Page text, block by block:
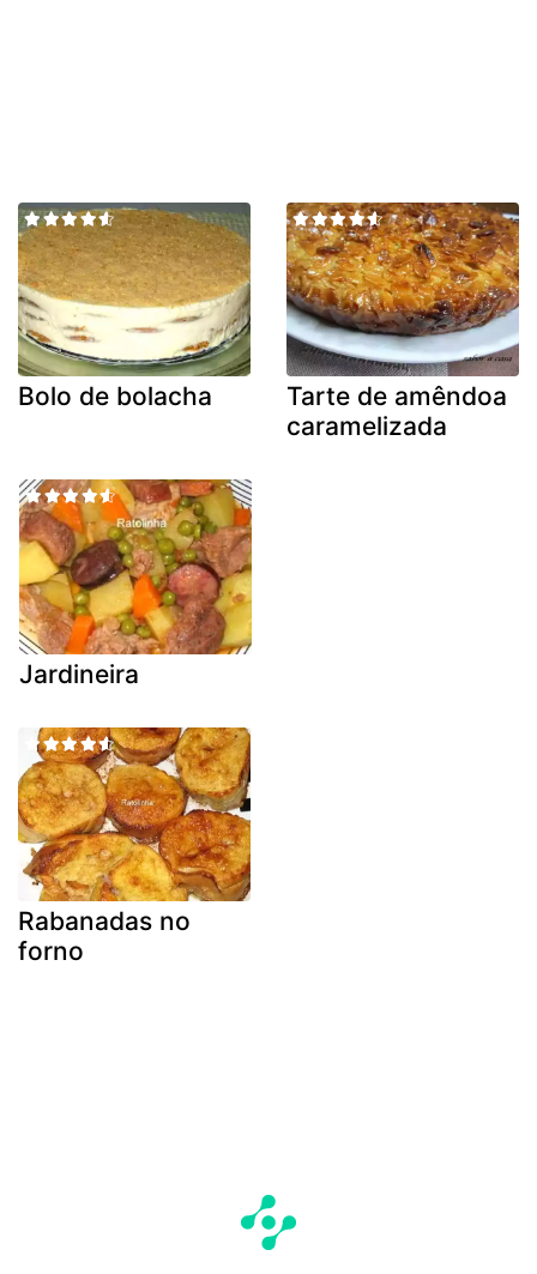
Bolo de bolacha
Tarte de amêndoa
caramelizada
Jardineira
Rabanadas no
forno